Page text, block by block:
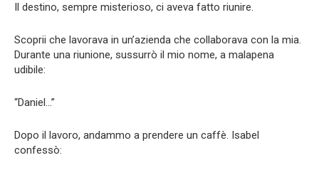
Il destino, sempre misterioso, ci aveva fatto riunire.
Scoprii che lavorava in un’azienda che collaborava con la mia.
Durante una riunione, sussurrò il mio nome, a malapena
udibile:
“Daniel…”
Dopo il lavoro, andammo a prendere un caffè. Isabel
confessò: